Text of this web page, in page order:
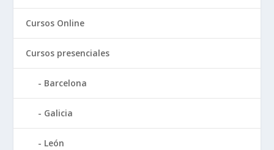
Cursos Online
Cursos presenciales
Barcelona
Galicia
León